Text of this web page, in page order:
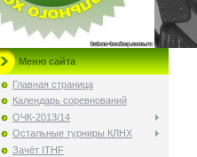
Меню сайта
Главная страница
Календарь соревнований
ОЧК-2013/14
Остальные турниры КЛНХ
Зачёт ITHF